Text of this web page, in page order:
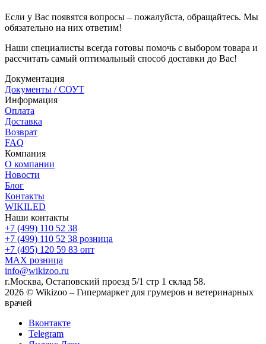
Если у Вас появятся вопросы – пожалуйста, обращайтесь. Мы
обязательно на них ответим!
Наши специалисты всегда готовы помочь с выбором товара и
рассчитать самый оптимальный способ доставки до Вас!
Документация
Документы / СОУТ
Информация
Оплата
Доставка
Возврат
FAQ
Компания
О компании
Новости
Блог
Контакты
WIKILED
Наши контакты
+7 (499) 110 52 38
+7 (499) 110 52 38 розница
+7 (495) 120 59 83 опт
MAX розница
info@wikizoo.ru
г.Москва, Остаповский проезд 5/1 стр 1 склад 58.
2026 © Wikizoo – Гипермаркет для грумеров и ветеринарных
врачей
Вконтакте
Telegram